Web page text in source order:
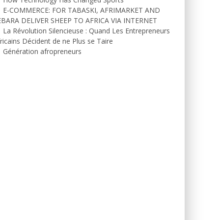
E-COMMERCE: FOR TABASKI, AFRIMARKET AND
DELIVER SHEEP TO AFRICA VIA INTERNET
La Révolution Silencieuse : Quand Les Entrepreneurs
Décident de ne Plus se Taire
Génération afropreneurs